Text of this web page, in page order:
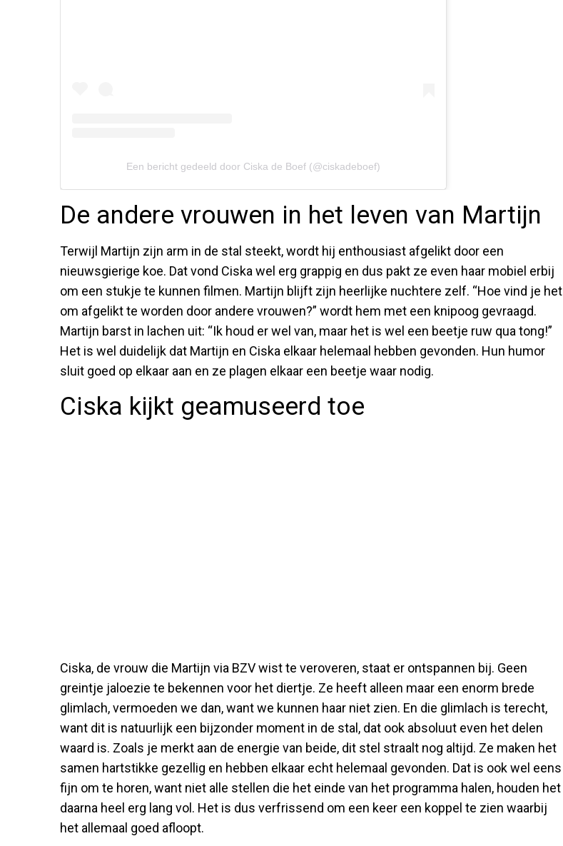
Een bericht gedeeld door Ciska de Boef (@ciskadeboef)
De andere vrouwen in het leven van Martijn
Terwijl Martijn zijn arm in de stal steekt, wordt hij enthousiast afgelikt door een
nieuwsgierige koe. Dat vond Ciska wel erg grappig en dus pakt ze even haar mobiel erbij
om een stukje te kunnen filmen. Martijn blijft zijn heerlijke nuchtere zelf. “Hoe vind je het
om afgelikt te worden door andere vrouwen?” wordt hem met een knipoog gevraagd.
Martijn barst in lachen uit: “Ik houd er wel van, maar het is wel een beetje ruw qua tong!”
Het is wel duidelijk dat Martijn en Ciska elkaar helemaal hebben gevonden. Hun humor
sluit goed op elkaar aan en ze plagen elkaar een beetje waar nodig.
Ciska kijkt geamuseerd toe
Ciska, de vrouw die Martijn via BZV wist te veroveren, staat er ontspannen bij. Geen
greintje jaloezie te bekennen voor het diertje. Ze heeft alleen maar een enorm brede
glimlach, vermoeden we dan, want we kunnen haar niet zien. En die glimlach is terecht,
want dit is natuurlijk een bijzonder moment in de stal, dat ook absoluut even het delen
waard is. Zoals je merkt aan de energie van beide, dit stel straalt nog altijd. Ze maken het
samen hartstikke gezellig en hebben elkaar echt helemaal gevonden. Dat is ook wel eens
fijn om te horen, want niet alle stellen die het einde van het programma halen, houden het
daarna heel erg lang vol. Het is dus verfrissend om een keer een koppel te zien waarbij
het allemaal goed afloopt.